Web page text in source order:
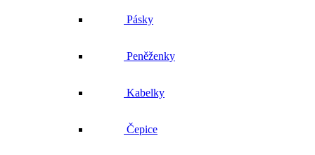
Pásky
Peněženky
Kabelky
Čepice